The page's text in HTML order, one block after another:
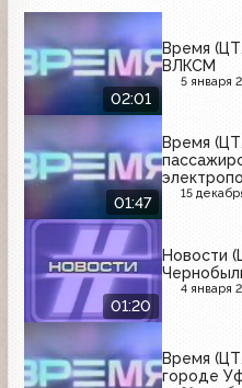
02:01
Время
ВЛКСМ
5 января
01:47
Время (ЦТ,
15
01:20
Новости
4 января
Время
городе